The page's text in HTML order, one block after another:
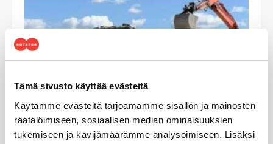
Tämä sivusto käyttää evästeitä
Käytämme evästeitä tarjoamamme sisällön ja mainosten
räätälöimiseen, sosiaalisen median ominaisuuksien
tukemiseen ja kävijämäärämme analysoimiseen. Lisäksi